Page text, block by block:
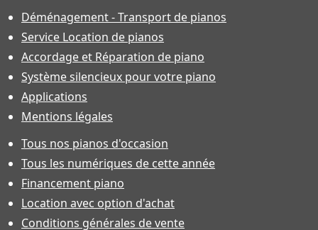
Déménagement - Transport de pianos
Service Location de pianos
Accordage et Réparation de piano
Système silencieux pour votre piano
Applications
Mentions légales
Tous nos pianos d'occasion
Tous les numériques de cette année
Financement piano
Location avec option d'achat
Conditions générales de vente